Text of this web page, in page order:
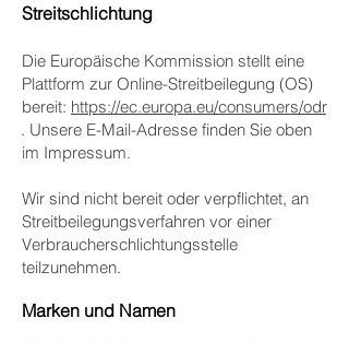
Streitschlichtung
Die Europäische Kommission stellt eine
Plattform zur Online-Streitbeilegung (OS)
bereit: https://ec.europa.eu/consumers/odr
. Unsere E-Mail-Adresse finden Sie oben
im Impressum.
Wir sind nicht bereit oder verpflichtet, an
Streitbeilegungsverfahren vor einer
Verbraucherschlichtungsstelle
teilzunehmen.
Marken und Namen